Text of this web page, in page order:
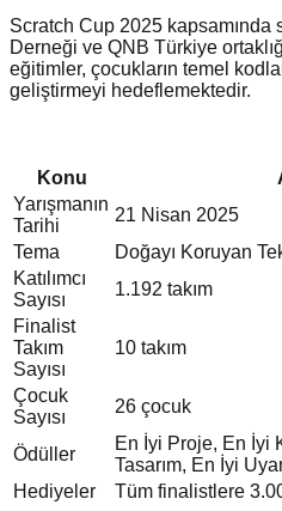
Scratch Cup 2025
Derneği ve QNB Türkiye
eğitimler, çocukların temel
geliştirmeyi hedeflemektedir.
Konu
Yarışmanın
Tarihi
21 Nisan 2025
Tema
Doğayı Koruyan
Katılımcı
Sayısı
1.192 takım
Finalist
Takım
Sayısı
10 takım
Çocuk
Sayısı
26 çocuk
Ödüller
En İyi Proje, En İyi
Tasarım, En İyi
Hediyeler
Tüm finalistlere